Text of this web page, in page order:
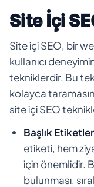
Site İçi
Site içi SEO, bir
kullanıcı
tekniklerdir. Bu
kolayca
site içi SEO
Başlık
etiketi, hem
için önemlidir.
bulunması,